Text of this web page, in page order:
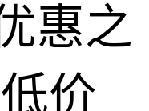
惠之
价